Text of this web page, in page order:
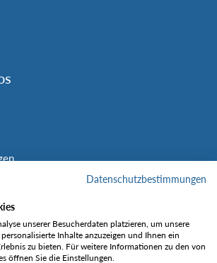
Datenschutzbestimmungen
unserer Besucherdaten platzieren, um unsere
Inhalte anzuzeigen und Ihnen ein
zu bieten. Für weitere Informationen zu den von
öffnen Sie die Einstellungen.